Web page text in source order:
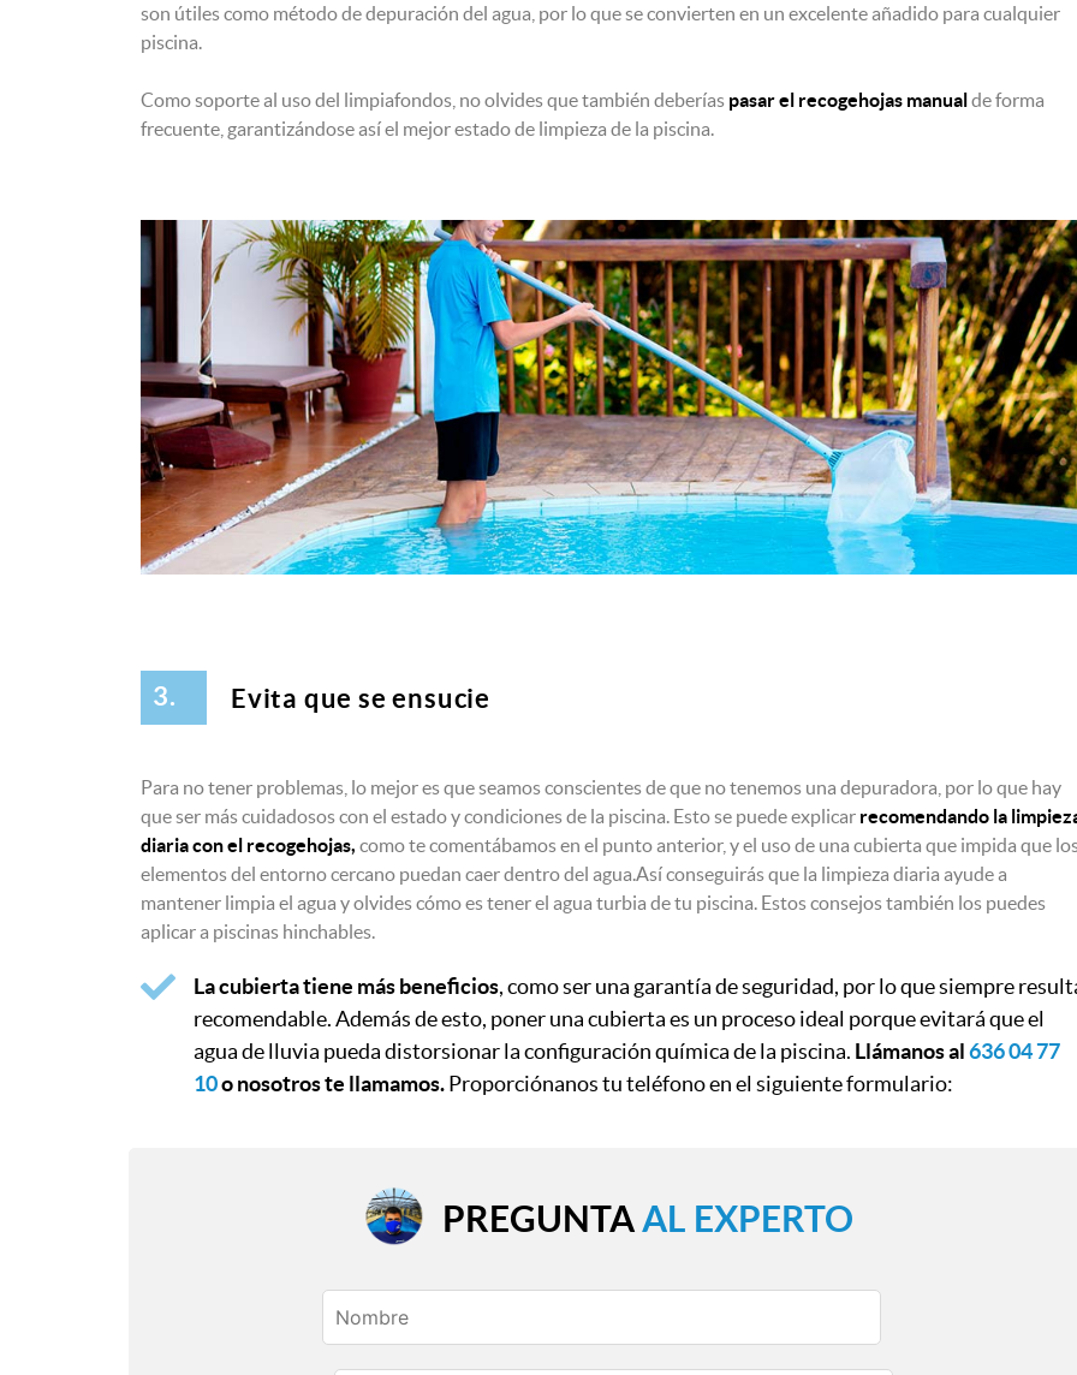
son útiles como método de depuración del agua, por lo que se convierten en un excelente añadido para cualquier
piscina.
Como soporte al uso del limpiafondos, no olvides que también deberías pasar el recogehojas manualde forma
frecuente, garantizándose así el mejor estado de limpieza de la piscina.
3. Evita que se ensucie
Para no tener problemas, lo mejor es que seamos conscientes de que no tenemos una depuradora, por lo que hay
que ser más cuidadosos con el estado y condiciones de la piscina. Esto se puede explicar recomendando la
diaria con el recogehojas, como te comentábamos en el punto anterior, y el uso de una cubierta que impida que
elementos del entorno cercano puedan caer dentro del agua.Así conseguirás que la limpieza diaria ayude a
mantener limpia el agua y olvides cómo es tener el agua turbia de tu piscina. Estos consejos también los puedes
aplicar a piscinas hinchables.
La cubierta tiene más beneficios, como ser una garantía de seguridad, por lo que siempre
recomendable. Además de esto, poner una cubierta es un proceso ideal porque evitará que el
agua de lluvia pueda distorsionar la configuración química de la piscina. Llámanos al636 04 77
10o nosotros te llamamos.Proporciónanos tu teléfono en el siguiente formulario:
PREGUNTAAL EXPERTO